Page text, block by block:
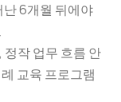
난 6개월 뒤에야
작 업무 흐름 안
교육 프로그램